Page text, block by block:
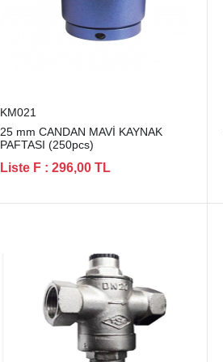
KM021
25 mm CANDAN MAVİ KAYNAK
PAFTASI (250pcs)
Liste F : 296,00 TL